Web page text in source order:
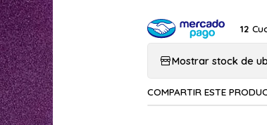
12
Mostrar stock de
COMPARTIR ESTE